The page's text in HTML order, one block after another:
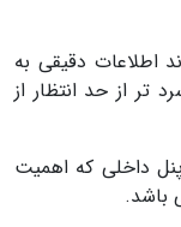
اطلاعات دقیقی به
تر از حد انتظار از
داخلی که اهمیت
باشد.